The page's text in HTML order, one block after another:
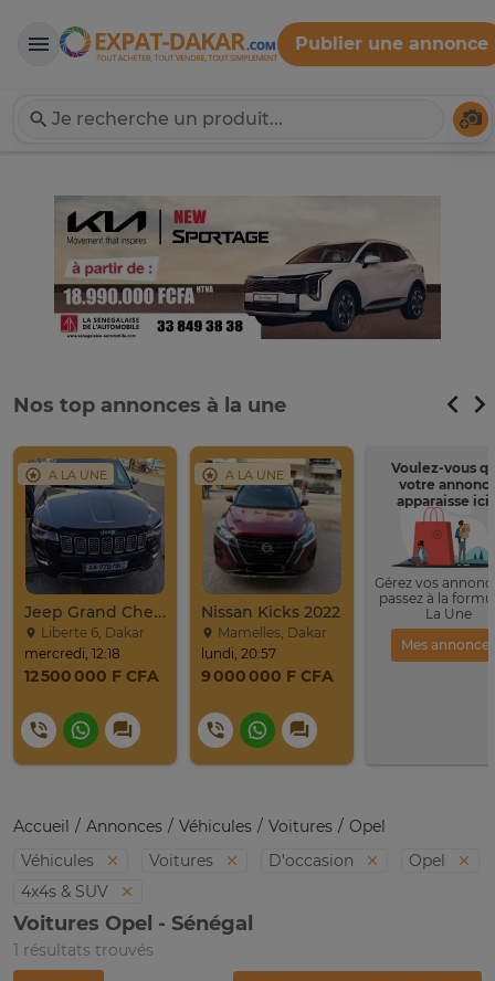
Expat-Dakar
Publier une annonce
Nos top annonces à la une
A LA UNE
Jeep Grand Cherokee Overland 2019 À Vendre
Liberte 6, Dakar
mercredi, 12:18
12 500 000 F CFA
A LA UNE
Nissan Kicks 2022
Mamelles, Dakar
lundi, 20:57
9 000 000 F CFA
Voulez-vous
votre
apparaisse ici
Gérez vos
passez à la
La Une
Mes annonces
Accueil Annonces Véhicules Voitures
Opel
Véhicules
Voitures D'occasion
Opel
4x4s & SUV
Voitures Opel - Sénégal
1 résultats trouvés